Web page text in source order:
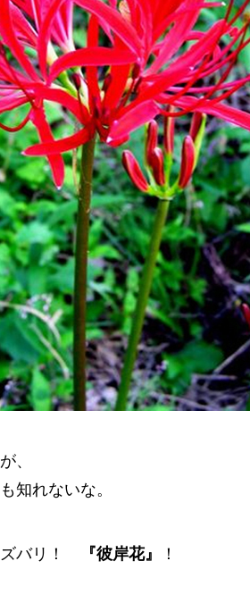
、
知れないな。
ズバリ！ 『彼岸花』 ！